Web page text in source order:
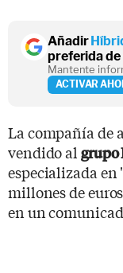
Añadir
preferida
Mantente
ACTIVAR
La compañía de
vendido al grupo
especializada en '
millones de
en un